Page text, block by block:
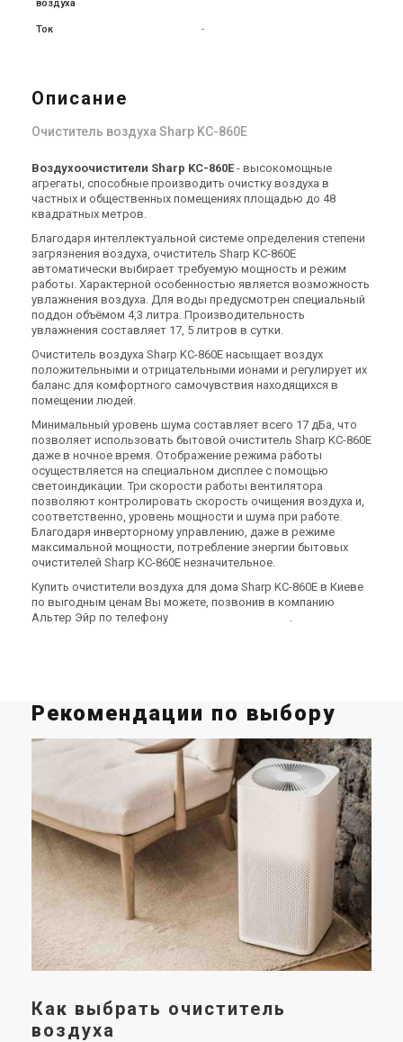
-
воздуха Vortice Vortronic 100
Цена по запросу
Купить
воздуха Vortice Depuro
Цена по запросу
Купить
Оставить отзыв
-
Бытовой очиститель
воздуха Vortice Vortronic
200T
Цена
Цена по запросу
Купить
Оставить отзыв
США
Бытовой очиститель
воздуха Cooper&Hunter CH-
906AM
Цена
Купить
Снят с производства
Оставить отзыв
Бытовой очиститель
воздуха Panasonic F-
Снят с производства
Оставить отзыв
Бытовой очиститель
Снят с производства
-
Бытовой очиститель
воздуха Boneco P2261
Цена по запросу
Купить
Снят с производства
США
Бытовой очиститель
воздуха Cooper&Hunter CH-
804AV
Цена по запросу
Купить
воздуха
Ток -
Описание
Очиститель воздуха Sharp KC-860E
Воздухоочистители Sharp KC-860E - высокомощные
агрегаты, способные производить очистку воздуха в
частных и общественных помещениях площадью до 48
квадратных метров.
Благодаря интеллектуальной системе определения степени
загрязнения воздуха, очиститель Sharp KC-860E
автоматически выбирает требуемую мощность и режим
работы. Характерной особенностью является возможность
увлажнения воздуха. Для воды предусмотрен специальный
поддон объёмом 4,3 литра. Производительность
увлажнения составляет 17, 5 литров в сутки.
Очиститель воздуха Sharp KC-860E насыщает воздух
положительными и отрицательными ионами и регулирует их
баланс для комфортного самочувствия находящихся в
помещении людей.
Минимальный уровень шума составляет всего 17 дБа, что
позволяет использовать бытовой очиститель Sharp KC-860E
даже в ночное время. Отображение режима работы
осуществляется на специальном дисплее с помощью
светоиндикации. Три скорости работы вентилятора
позволяют контролировать скорость очищения воздуха и,
соответственно, уровень мощности и шума при работе.
Благодаря инверторному управлению, даже в режиме
максимальной мощности, потребление энергии бытовых
очистителей Sharp KC-860E незначительное.
Купить очистители воздуха для дома Sharp KC-860E в Киеве
по выгодным ценам Вы можете, позвонив в компанию
Альтер Эйр по телефону
.
Рекомендации по выбору
Как выбрать очиститель
воздуха